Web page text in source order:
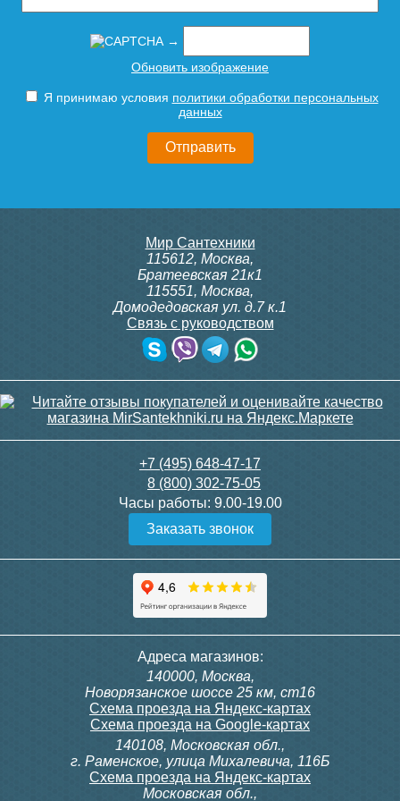
Рабочее и опрессовочное давление
Рабочее давление. Под рабочим давлением
понимается наивысшее значение
постоянного давления воды, которое
радиатор способен выдержать. Оно должно
настолько высокое, чтобы смогло с запасом
перекрыть давление в системе отопления.
городских многоэтажках наивысшим
значением является16 атм, в малоэтажных
панельных домах - 8 атм, а в частных домах -
3 атм. Рабочее давление может быть разным
в зависимости от материала радиатора.
Стальные радиаторы имеют около 6 – 10 атм,
чугунные — самое большее 15 атм,
Подробнее
→
Обновить изображение
Я принимаю условия политики обработки персональных
данных
Мир Сантехники
115612, Москва,
Братеевская 21к1
115551, Москва,
Домодедовская ул. д.7 к.1
Связь с руководством
+7 (495) 648-47-17
8 (800) 302-75-05
Часы работы: 9.00-19.00
Заказать звонок
Адреса магазинов:
140000, Москва,
Новорязанское шоссе 25 км, ст16
Схема проезда на Яндекс-картах
Схема проезда на Google-картах
140108, Московская обл.,
г. Раменское, улица Михалевича, 116Б
Схема проезда на Яндекс-картах
Московская обл.,